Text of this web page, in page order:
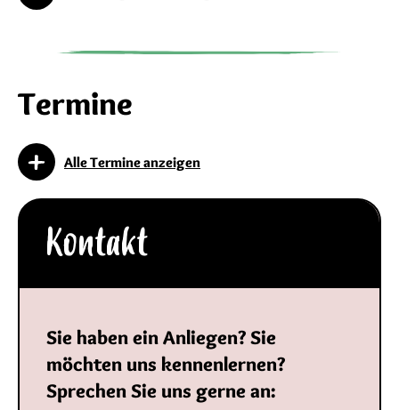
Termine
Alle Termine anzeigen
Kontakt
Sie haben ein Anliegen? Sie
möchten uns kennenlernen?
Sprechen Sie uns gerne an: